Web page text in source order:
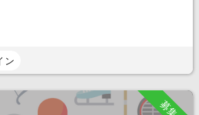
ン